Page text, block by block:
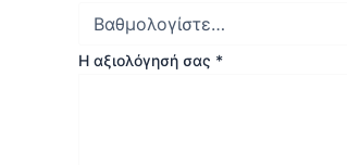
Η αξιολόγησή σας *